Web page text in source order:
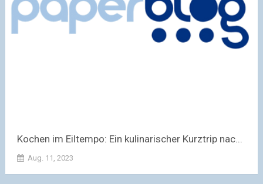
Kochen im Eiltempo: Ein kulinarischer Kurztrip nac...
Aug. 11, 2023